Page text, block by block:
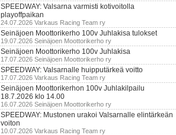
SPEEDWAY: Valsarna varmisti kotivoitolla
playoffpaikan
24.07.2026 Varkaus Racing Team ry
Seinäjoen Moottorikerho 100v Juhlakisa tulokset
19.07.2026 Seinäjoen Moottorikerho ry
Seinäjoen Moottorikerho 100v Juhlakisa
17.07.2026 Seinäjoen Moottorikerho ry
SPEEDWAY: Valsarnalle huipputärkeä voitto
17.07.2026 Varkaus Racing Team ry
Seinäjoen Moottorikerhon 100v Juhlakilpailu
18.7.2026 klo 14.00
16.07.2026 Seinäjoen Moottorikerho ry
SPEEDWAY: Mustonen urakoi Valsarnalle elintärkeän
voiton
10.07.2026 Varkaus Racing Team ry